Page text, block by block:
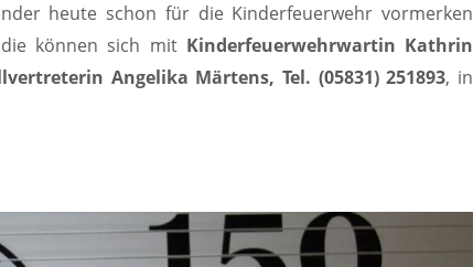
heute schon für die Kinderfeuerwehr vormerken
können sich mit Kinderfeuerwehrwartin Kathrin
Angelika Märtens, Tel. (05831) 251893, in